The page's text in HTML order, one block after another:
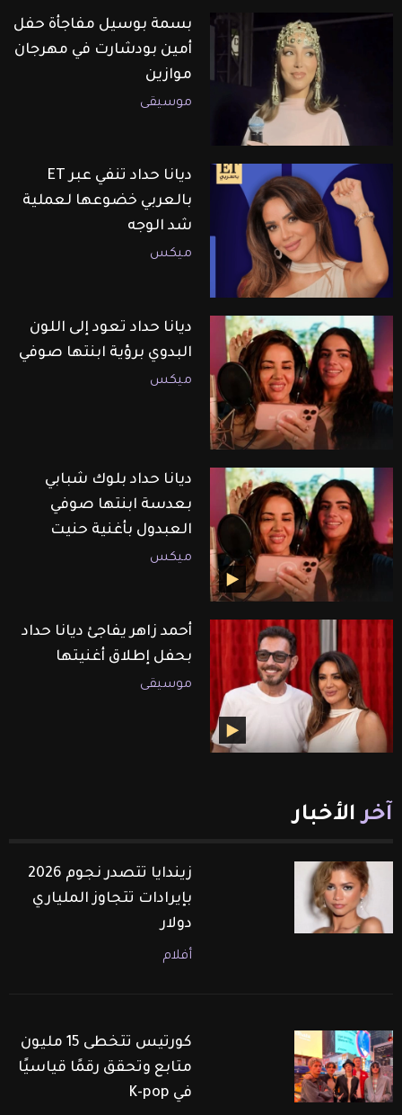
بسمة بوسيل مفاجأة حفل
أمين بودشارت في مهرجان
موازين
موسيقى
ديانا حداد تنفي عبر ET
بالعربي خضوعها لعملية
شد الوجه
ميكس
ديانا حداد تعود إلى اللون
البدوي برؤية ابنتها صوفي
ميكس
ديانا حداد بلوك شبابي
بعدسة ابنتها صوفي
العبدول بأغنية حنيت
ميكس
أحمد زاهر يفاجئ ديانا حداد
بحفل إطلاق أغنيتها
موسيقى
آخر الأخبار
زيندايا تتصدر نجوم 2026
بإيرادات تتجاوز الملياري
دولار
أفلام
كورتيس تتخطى 15 مليون
متابع وتحقق رقمًا قياسيًا
في K-pop